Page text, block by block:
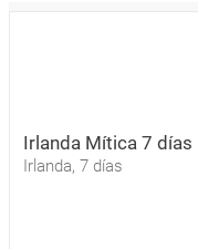
Irlanda Mítica 7 días
Irlanda, 7 días